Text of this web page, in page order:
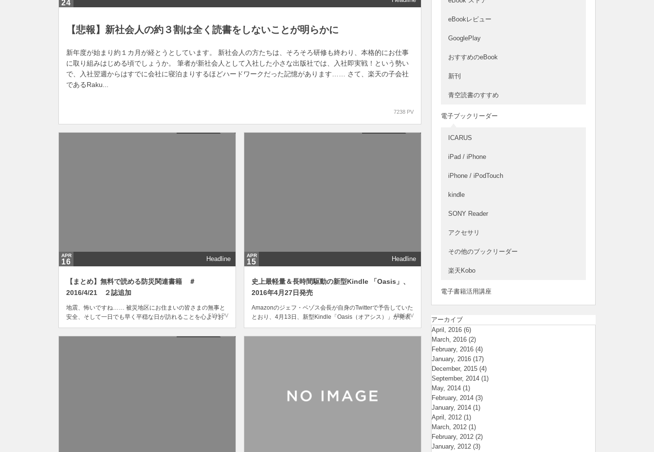
24
【悲報】新社会人の約３割は全く読書をしないことが明らかに
新年度が始まり約１カ月が経とうとしています。 新社会人の方たちは、そろそろ研修も終わり、本格的にお仕事
に取り組みはじめる頃でしょうか。 筆者が新社会人として入社した小さな出版社では、入社即実戦！という勢い
で、入社翌週からはすでに会社に寝泊まりするほどハードワークだった記憶があります…… さて、楽天の子会社
であるRaku...
7238 PV
APR
16 Headline
【まとめ】無料で読める防災関連書籍 ＃
2016/4/21 ２誌追加
地震、怖いですね…… 被災地区にお住まいの皆さまの無事と
安全、そして一日でも早く平穏な日が訪れることを心よりお
祈りしています。 筆者の住む関東地方も他人事ではありませ
ん。いつか必ず来ると言われている大地震。 だからこそ防災
5194 PV
APR
15 Headline
史上最軽量＆長時間駆動の新型Kindle 「Oasis」、
2016年4月27日発売
Amazonのジェフ・ベゾス会長が自身のTwitterで予告していた
とおり、4月13日、新型Kindle「Oasis（オアシス）」が発表
されました。Kindle Oasisは、現在販売されているKindleシリ
ーズの最上位機種という位置づけになります。気になるスペ
4896 PV
eBookレビュー
GooglePlay
おすすめのeBook
新刊
青空読書のすすめ
電子ブックリーダー
ICARUS
iPad / iPhone
iPhone / iPodTouch
kindle
SONY Reader
アクセサリ
その他のブックリーダー
楽天Kobo
電子書籍活用講座
アーカイブ
April, 2016 (6)
March, 2016 (2)
February, 2016 (4)
January, 2016 (17)
December, 2015 (4)
September, 2014 (1)
May, 2014 (1)
February, 2014 (3)
January, 2014 (1)
April, 2012 (1)
March, 2012 (1)
February, 2012 (2)
January, 2012 (3)